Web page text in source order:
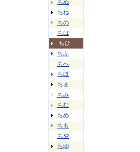
ちぬ
ちね
ちの
ちは
ちひ
ちふ
ちへ
ちほ
ちま
ちみ
ちむ
ちめ
ちも
ちや
ちゆ